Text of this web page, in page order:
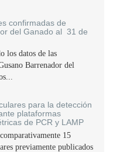
confirmadas de
del Ganado al 31 de
los datos de las
Barrenador del
para la detección
plataformas
de PCR y LAMP
15
previamente publicados